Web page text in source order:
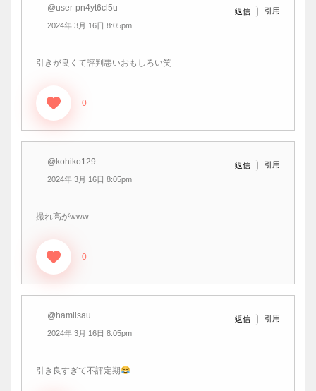
@user-pn4yt6cl5u
2024年 3月 16日 8:05pm
返信 引用
引きが良くて評判悪いおもしろい笑
0
@kohiko129
2024年 3月 16日 8:05pm
返信 引用
撮れ高がwww
0
@hamlisau
2024年 3月 16日 8:05pm
返信 引用
引き良すぎて不評定期